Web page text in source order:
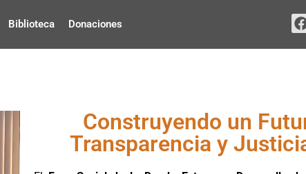
Biblioteca Donaciones
Construyendo un
Transparencia y